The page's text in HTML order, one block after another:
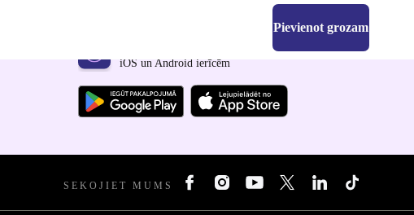
Pievienot grozam
Lejupielādējiet refurbed lietotni
iOS un Android ierīcēm
SEKOJIET MUMS